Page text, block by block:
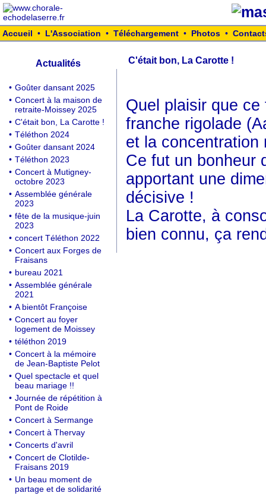
Accueil • L'Association • Téléchargement • Photos •
Actualités
• Goûter dansant 2025
• Concert à la maison de
retraite-Moissey 2025
• C'était bon, La Carotte !
• Téléthon 2024
• Goûter dansant 2024
• Téléthon 2023
• Concert à Mutigney-
octobre 2023
• Assemblée générale
2023
• fête de la musique-juin
2023
• concert Téléthon 2022
• Concert aux Forges de
Fraisans
• bureau 2021
• Assemblée générale
2021
• A bientôt Françoise
• Concert au foyer
logement de Moissey
• téléthon 2019
• Concert à la mémoire
de Jean-Baptiste Pelot
• Quel spectacle et quel
beau mariage !!
• Journée de répétition à
Pont de Roide
• Concert à Sermange
• Concert à Thervay
• Concerts d'avril
• Concert de Clotilde-
Fraisans 2019
• Un beau moment de
partage et de solidarité
C'était bon, La Carotte !
Quel plaisir que
franche rigolade
et la concentration
Ce fut un bonheur
apportant une
décisive !
La Carotte, à
bien connu, ça